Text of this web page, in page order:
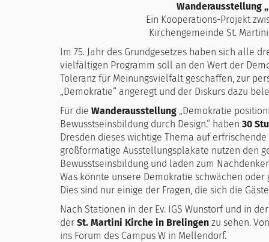
Wanderausstellung
Ein Kooperations-Projekt
Kirchengemeinde St.
Im 75. Jahr des Grundgesetzes haben sich alle
vielfältigen Programm soll an den Wert der
Toleranz für Meinungsvielfalt geschaffen, zur
„Demokratie“ angeregt und der Diskurs dazu
Für die Wanderausstellung „Demokratie
Bewusstseinsbildung durch Design.“ haben 30
Dresden dieses wichtige Thema auf
großformatige Ausstellungsplakate nutzen den
Bewusstseinsbildung und laden zum
Was könnte unsere Demokratie schwächen
Dies sind nur einige der Fragen, die sich die
Nach Stationen in der Ev. IGS Wunstorf und in
der St. Martini Kirche in Brelingen zu sehen.
ins Forum des Campus W in Mellendorf.